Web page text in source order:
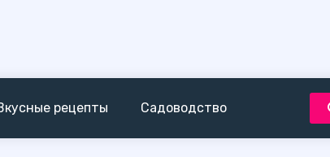
рецепты Садоводство